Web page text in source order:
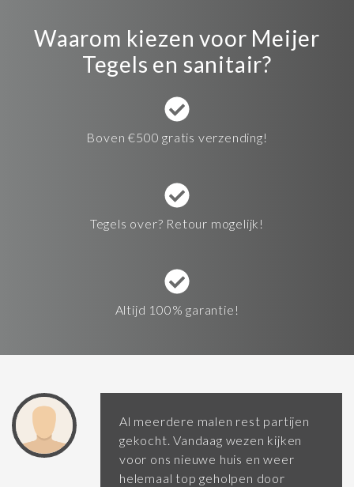
Waarom kiezen voor Meijer
Tegels en sanitair?
Boven €500 gratis verzending!
Tegels over? Retour mogelijk!
Altijd 100% garantie!
Al meerdere malen rest partijen
gekocht. Vandaag wezen kijken
voor ons nieuwe huis en weer
helemaal top geholpen door